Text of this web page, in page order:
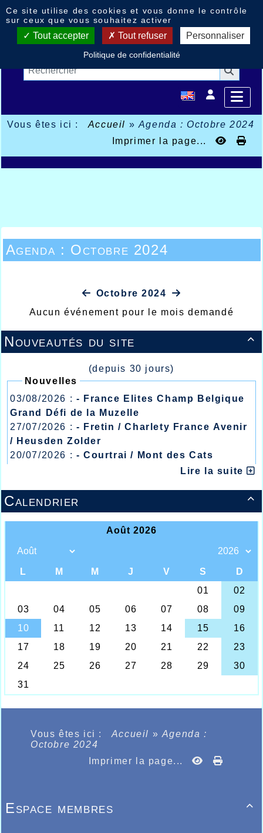
Vous êtes ici : Accueil » Agenda : Octobre 2024
Imprimer la page...

Nouveautés du site
(depuis 30 jours)
Nouvelles
03/08/2026 : - France Elites Champ Belgique
Grand Défi de la Muzelle
27/07/2026 : - Fretin / Charlety France Avenir
/ Heusden Zolder
20/07/2026 : - Courtrai / Mont des Cats
- Lyon / Meeting Abeilles /Lire la suite

Calendrier
Agenda : Octobre 2024
Octobre 2024
Aucun événement pour le mois demandé
Vous êtes ici : Accueil » Agenda :
Octobre 2024
Imprimer la page...

Espace membres
Ce site utilise des cookies et vous donne le contrôle
sur ceux que vous souhaitez activer
Tout accepter Tout refuser Personnaliser
Politique de confidentialité